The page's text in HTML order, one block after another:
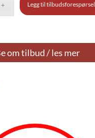
Legg til tilbudsforespørsel
om tilbud / les mer